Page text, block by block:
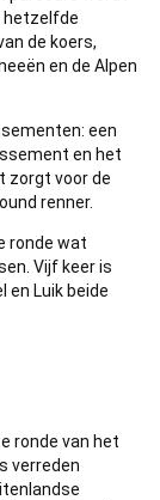
hetzelfde
de koers,
en de Alpen
een
en het
zorgt voor de
renner.
ronde wat
Vijf keer is
en Luik beide
ronde van het
verreden